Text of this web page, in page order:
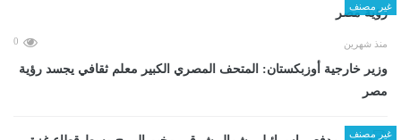
غير مصنف
منذ شهرين 0
وزير خارجية أوزبكستان: المتحف المصري الكبير معلم ثقافي يجسد رؤية
مصر
غير مصنف